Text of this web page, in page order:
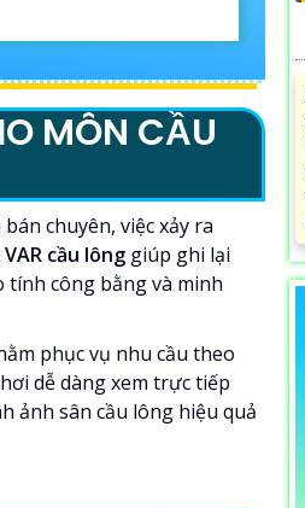
MÔN CẦU
chuyên, việc xảy ra
cầu lông giúp ghi lại
công bằng và minh
phục vụ nhu cầu theo
dễ dàng xem trực tiếp
ảnh sân cầu lông hiệu quả